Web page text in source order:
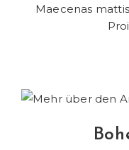
Maecenas